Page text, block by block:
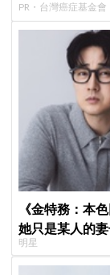
PR・台灣癌症基金會
《金特務：本
她只是某人的
明星